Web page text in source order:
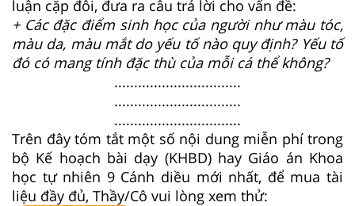
luận cặp đôi, đưa ra câu trả lời cho vấn đề:
+ Các đặc điểm sinh học của người như màu tóc,
màu da, màu mắt do yếu tố nào quy định? Yếu tố
đó có mang tính đặc thù của mỗi cá thể không?
................................
................................
................................
Trên đây tóm tắt một số nội dung miễn phí trong
bộ Kế hoạch bài dạy (KHBD) hay Giáo án Khoa
học tự nhiên 9 Cánh diều mới nhất, để mua tài
liệu đầy đủ, Thầy/Cô vui lòng xem thử: